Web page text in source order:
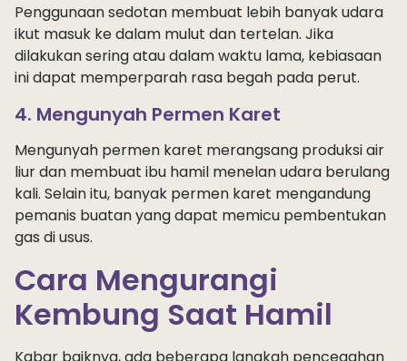
Penggunaan sedotan membuat lebih banyak udara
ikut masuk ke dalam mulut dan tertelan. Jika
dilakukan sering atau dalam waktu lama, kebiasaan
ini dapat memperparah rasa begah pada perut.
4. Mengunyah Permen Karet
Mengunyah permen karet merangsang produksi air
liur dan membuat ibu hamil menelan udara berulang
kali. Selain itu, banyak permen karet mengandung
pemanis buatan yang dapat memicu pembentukan
gas di usus.
Cara Mengurangi
Kembung Saat Hamil
Kabar baiknya, ada beberapa langkah pencegahan